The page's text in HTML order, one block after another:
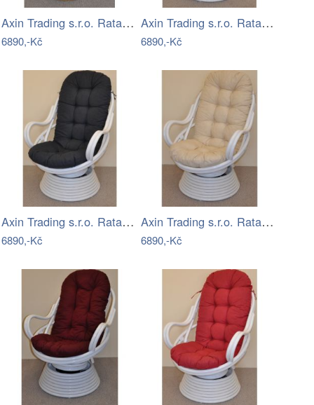
Axin Trading s.r.o. Ratanové houpací…
6890,-Kč
Axin Trading s.r.o. Ratanové houpací…
6890,-Kč
Axin Trading s.r.o. Ratanové houpací…
6890,-Kč
Axin Trading s.r.o. Ratanové houpací…
6890,-Kč